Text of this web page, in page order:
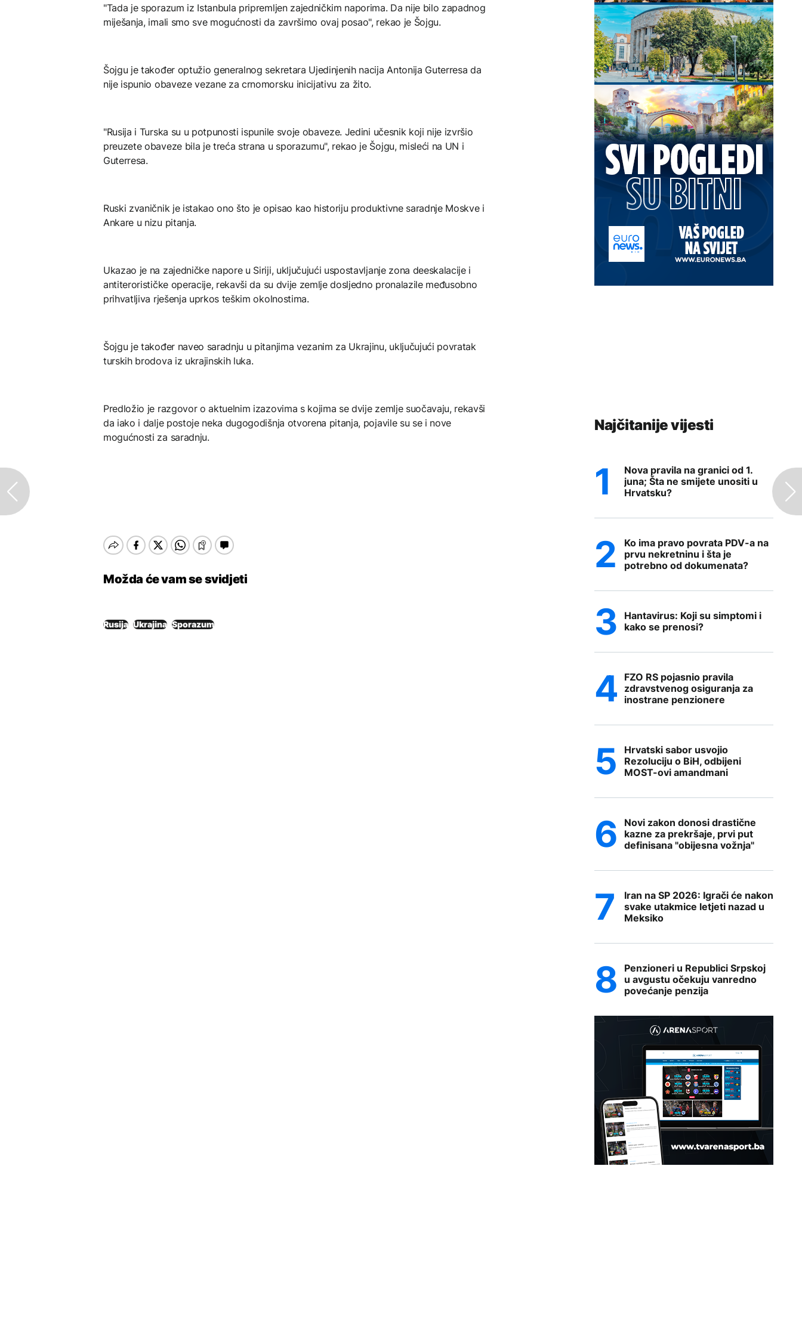
"Tada je sporazum iz Istanbula pripremljen zajedničkim naporima. Da nije bilo zapadnog
miješanja, imali smo sve mogućnosti da završimo ovaj posao", rekao je Šojgu.
Šojgu je također optužio generalnog sekretara Ujedinjenih nacija Antonija Guterresa da
nije ispunio obaveze vezane za crnomorsku inicijativu za žito.
"Rusija i Turska su u potpunosti ispunile svoje obaveze. Jedini učesnik koji nije izvršio
preuzete obaveze bila je treća strana u sporazumu", rekao je Šojgu, misleći na UN i
Guterresa.
Ruski zvaničnik je istakao ono što je opisao kao historiju produktivne saradnje Moskve i
Ankare u nizu pitanja.
Ukazao je na zajedničke napore u Siriji, uključujući uspostavljanje zona deeskalacije i
antiterorističke operacije, rekavši da su dvije zemlje dosljedno pronalazile međusobno
prihvatljiva rješenja uprkos teškim okolnostima.
Šojgu je također naveo saradnju u pitanjima vezanim za Ukrajinu, uključujući povratak
turskih brodova iz ukrajinskih luka.
Predložio je razgovor o aktuelnim izazovima s kojima se dvije zemlje suočavaju, rekavši
da iako i dalje postoje neka dugogodišnja otvorena pitanja, pojavile su se i nove
mogućnosti za saradnju.
Možda će vam se svidjeti
Rusija Ukrajina Sporazum
Najčitanije vijesti
Nova pravila na granici od 1.
juna; Šta ne smijete unositi u
Hrvatsku?
Ko ima pravo povrata PDV-a na
prvu nekretninu i šta je
potrebno od dokumenata?
Hantavirus: Koji su simptomi i
kako se prenosi?
FZO RS pojasnio pravila
zdravstvenog osiguranja za
inostrane penzionere
Hrvatski sabor usvojio
Rezoluciju o BiH, odbijeni
MOST-ovi amandmani
Novi zakon donosi drastične
kazne za prekršaje, prvi put
definisana "obijesna vožnja"
Iran na SP 2026: Igrači će nakon
svake utakmice letjeti nazad u
Meksiko
Penzioneri u Republici Srpskoj
u avgustu očekuju vanredno
povećanje penzija